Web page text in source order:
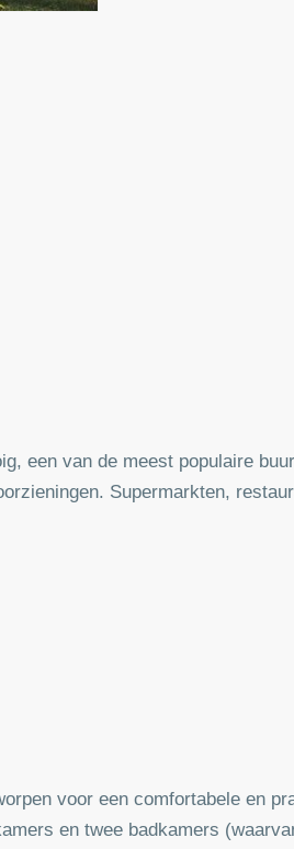
een van de meest populaire
Supermarkten,
voor een comfortabele en
en twee badkamers